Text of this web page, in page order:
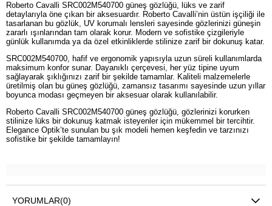
Roberto Cavalli SRC002M540700 güneş gözlüğü, lüks ve zarif
detaylarıyla öne çıkan bir aksesuardır. Roberto Cavalli’nin üstün işçiliği ile
tasarlanan bu gözlük, UV korumalı lensleri sayesinde gözlerinizi güneşin
zararlı ışınlarından tam olarak korur. Modern ve sofistike çizgileriyle
günlük kullanımda ya da özel etkinliklerde stilinize zarif bir dokunuş katar.
SRC002M540700, hafif ve ergonomik yapısıyla uzun süreli kullanımlarda
maksimum konfor sunar. Dayanıklı çerçevesi, her yüz tipine uyum
sağlayarak şıklığınızı zarif bir şekilde tamamlar. Kaliteli malzemelerle
üretilmiş olan bu güneş gözlüğü, zamansız tasarımı sayesinde uzun yıllar
boyunca modası geçmeyen bir aksesuar olarak kullanılabilir.
Roberto Cavalli SRC002M540700 güneş gözlüğü, gözlerinizi korurken
stilinize lüks bir dokunuş katmak isteyenler için mükemmel bir tercihtir.
Elegance Optik’te sunulan bu şık modeli hemen keşfedin ve tarzınızı
sofistike bir şekilde tamamlayın!
YORUMLAR(0)